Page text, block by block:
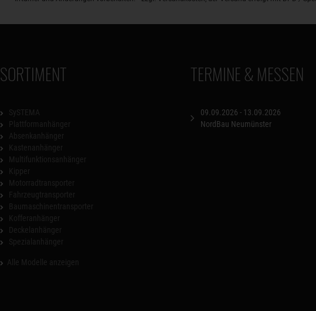
SORTIMENT TERMINE & MESSEN
09.09.2026 - 13.09.2026
NordBau Neumünster